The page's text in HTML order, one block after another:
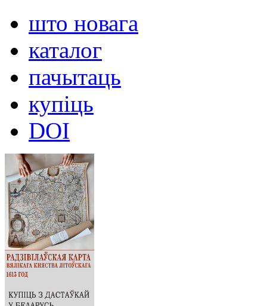
што новага
каталог
пачытаць
купіць
DOI